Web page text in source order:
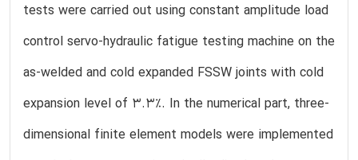
tests were carried out using constant amplitude load
control servo-hydraulic fatigue testing machine on the
as-welded and cold expanded FSSW joints with cold
expansion level of 3.3%. In the numerical part, three-
dimensional finite element models were implemented